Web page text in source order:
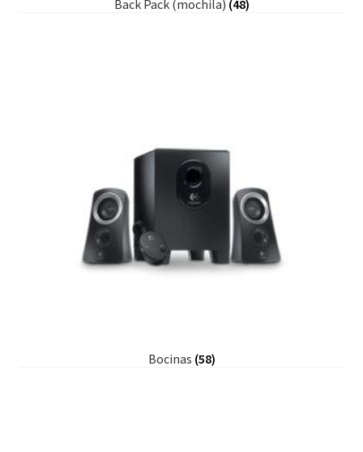
Back Pack (mochila) (48)
Bocinas (58)